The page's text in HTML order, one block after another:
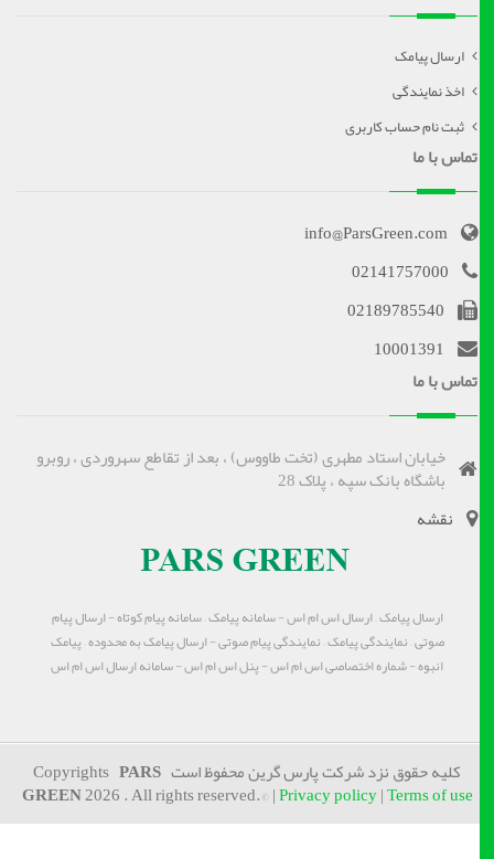
ارسال پیامک
اخذ نمایندگی
ثبت نام حساب کاربری
تماس با ما
info@ParsGreen.com
02141757000
02189785540
10001391
تماس با ما
خیابان استاد مطهری (تخت طاووس) ، بعد از تقاطع سهروردی ، روبرو
باشگاه بانک سپه ، پلاک 28
نقشه
ارسال پیامک – ارسال اس ام اس - سامانه پیامک – سامانه پیام کوتاه - ارسال پیام
صوتی – نمایندگی پیامک – نمایندگی پیام صوتی - ارسال پیامک به محدوده – پیامک
انبوه - شماره اختصاصی اس ام اس - پنل اس ام اس - سامانه ارسال اس ام اس
کلیه حقوق نزد شرکت پارس گرین محفوظ است CopyrightsPARS
GREEN2026 . All rights reserved.© |Privacy policy|Terms of use